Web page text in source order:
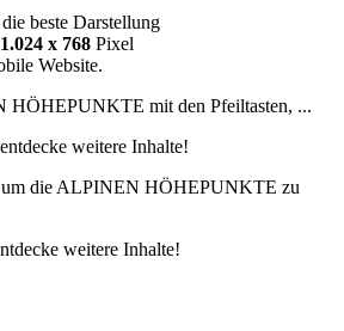
beste Darstellung
1.024 x 768 Pixel
Website.
HÖHEPUNKTE mit den Pfeiltasten, ...
weitere Inhalte!
um die ALPINEN HÖHEPUNKTE zu
weitere Inhalte!